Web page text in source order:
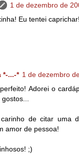
1 de dezembro de
Eu tentei caprichar!
*-...-* 1 de dezembro
Adorei o
de citar uma
amor de pessoa!
;)